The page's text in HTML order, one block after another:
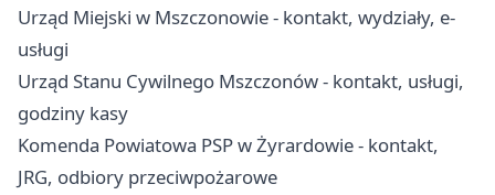
Urząd Miejski w Mszczonowie - kontakt, wydziały, e-
usługi
Urząd Stanu Cywilnego Mszczonów - kontakt, usługi,
godziny kasy
Komenda Powiatowa PSP w Żyrardowie - kontakt,
JRG, odbiory przeciwpożarowe